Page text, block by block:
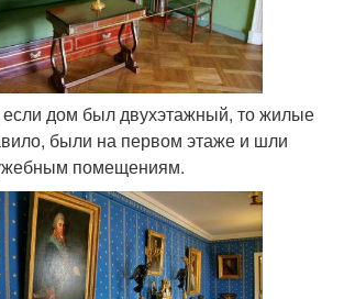
дом был двухэтажный, то жилые
были на первом этаже и шли
помещениям.